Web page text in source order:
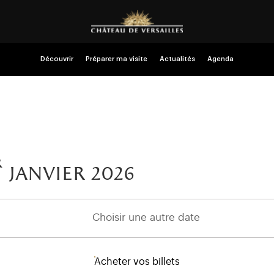
Découvrir Préparer ma visite Actualités Agenda
janvier 2026
Choisir une autre date
Acheter vos billets